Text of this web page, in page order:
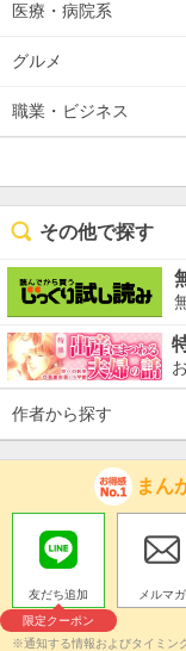
医療・病院系
グルメ
職業・ビジネス
その他で探す
作者から探す
まん
友だち追加
限定クーポン
メルマガ
※通知する情報およびタイミン